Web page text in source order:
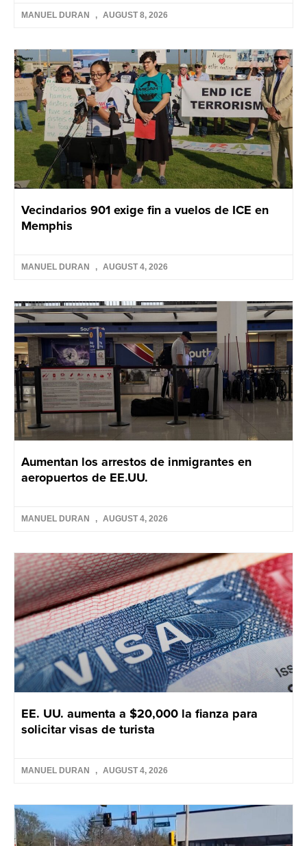
MANUEL DURAN AUGUST 8, 2026
Vecindarios 901 exige fin a vuelos de ICE en
Memphis
MANUEL DURAN AUGUST 4, 2026
Aumentan los arrestos de inmigrantes en
aeropuertos de EE.UU.
MANUEL DURAN AUGUST 4, 2026
EE. UU. aumenta a $20,000 la fianza para
solicitar visas de turista
MANUEL DURAN AUGUST 4, 2026